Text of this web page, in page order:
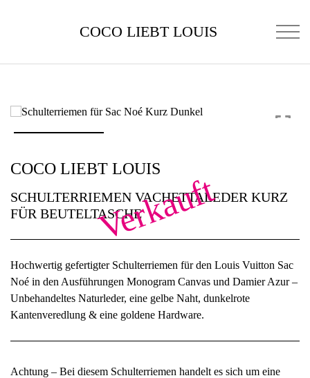
COCO LIEBT LOUIS
Verkauft
COCO LIEBT LOUIS
SCHULTERRIEMEN VACHETTALEDER KURZ
FÜR BEUTELTASCHE
Hochwertig gefertigter Schulterriemen für den Louis Vuitton Sac
Noé in den Ausführungen Monogram Canvas und Damier Azur –
Unbehandeltes Naturleder, eine gelbe Naht, dunkelrote
Kantenveredlung & eine goldene Hardware.
Achtung – Bei diesem Schulterriemen handelt es sich um eine